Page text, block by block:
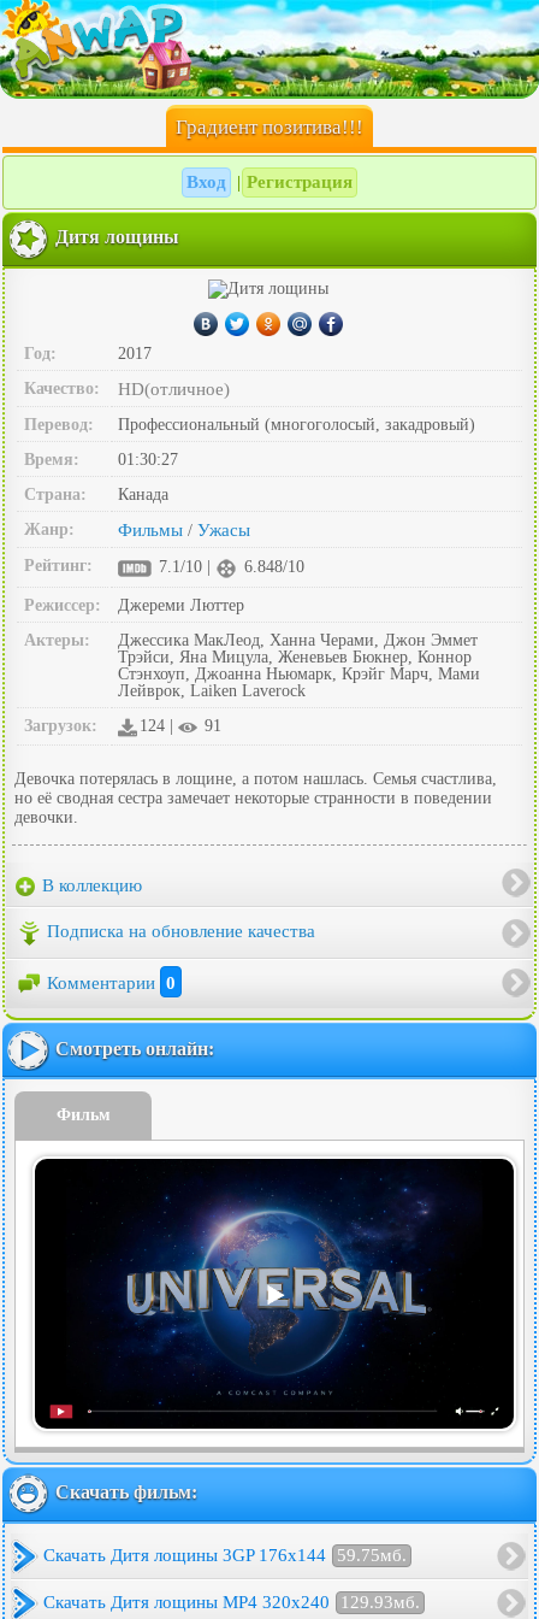
Градиент позитива!!!
Вход Регистрация
Дитя лощины
Год:
2017
Качество:
HD(отличное)
Перевод:
Профессиональный (многоголосый, закадровый)
Время:
01:30:27
Страна:
Канада
Жанр:
Фильмы / Ужасы
Рейтинг: 7.1/10 | 6.848/10
Режиссер:
Джереми Люттер
Актеры:
Джессика МакЛеод, Ханна Черами, Джон Эммет
Трэйси, Яна Мицула, Женевьев Бюкнер, Коннор
Стэнхоуп, Джоанна Ньюмарк, Крэйг Марч, Мами
Лейврок, Laiken Laverock
Загрузок:
124 | 91
Девочка потерялась в лощине, а потом нашлась. Семья счастлива,
но её сводная сестра замечает некоторые странности в поведении
девочки.
В коллекцию
Подписка на обновление качества
Комментарии 0
Смотреть онлайн:
Фильм
Скачать фильм:
Скачать Дитя лощины 3GP 176x144 59.75мб.
Скачать Дитя лощины MP4 320x240 129.93мб.